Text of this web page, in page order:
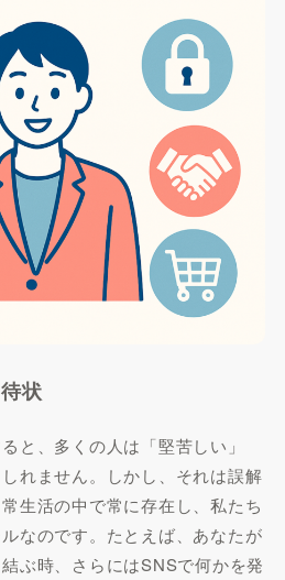
状
と、多くの人は「堅苦しい」
れません。しかし、それは誤解
生活の中で常に存在し、私たち
なのです。たとえば、あなたが
ぶ時、さらにはSNSで何かを発